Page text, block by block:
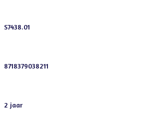
S7438.01
8718379038211
2 jaar